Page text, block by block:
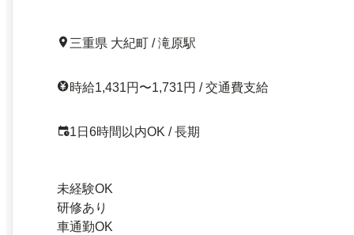
三重県 大紀町 / 滝原駅
時給1,431円〜1,731円 / 交通費支給
1日6時間以内OK / 長期
未経験OK
研修あり
車通勤OK